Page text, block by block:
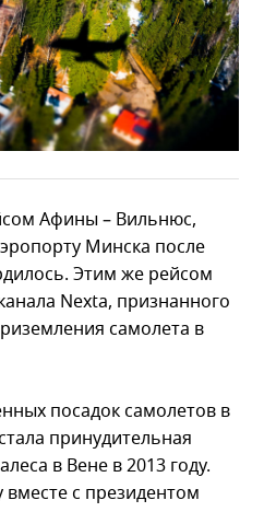
Афины – Вильнюс,
Минска после
Этим же рейсом
Nexta, признанного
самолета в
посадок самолетов в
принудительная
в Вене в 2013 году.
с президентом